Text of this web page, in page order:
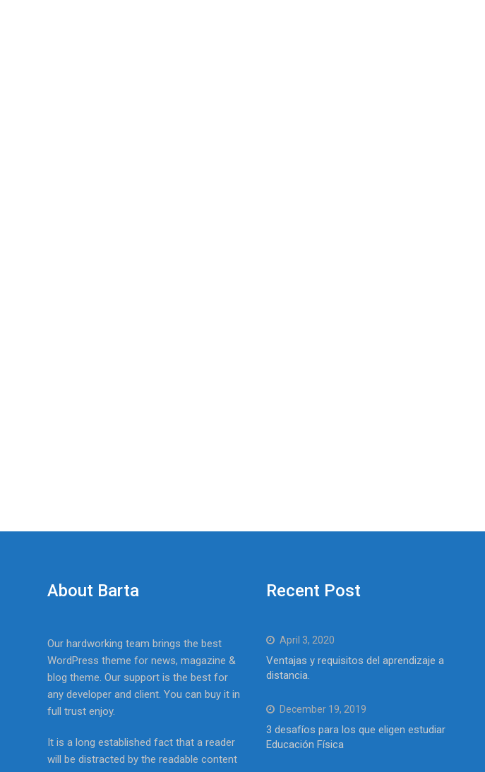
About Barta
Our hardworking team brings the best
WordPress theme for news, magazine &
blog theme. Our support is the best for
any developer and client. You can buy it in
full trust enjoy.
It is a long established fact that a reader
will be distracted by the readable content
Recent Post
April 3, 2020
Ventajas y requisitos del aprendizaje a
distancia.
December 19, 2019
3 desafíos para los que eligen estudiar
Educación Física